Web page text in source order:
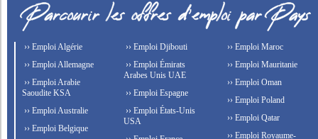
›› Emploi Algérie
›› Emploi Allemagne
›› Emploi Arabie
Saoudite KSA
›› Emploi Australie
›› Emploi Belgique
›› Emploi Djibouti
›› Emploi Émirats
Arabes Unis UAE
›› Emploi Espagne
›› Emploi États-Unis
USA
›› Emploi Maroc
›› Emploi Mauritanie
›› Emploi Oman
›› Emploi Poland
›› Emploi Qatar
›› Emploi Royaume-